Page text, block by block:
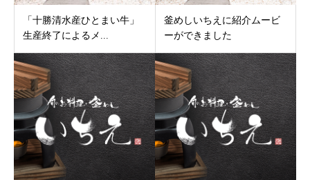
「十勝清水産ひとまい牛」
生産終了によるメ...
釜めしいちえに紹介ムービ
ーができました